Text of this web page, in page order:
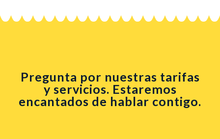
Pregunta por nuestras tarifas
y servicios. Estaremos
encantados de hablar contigo.